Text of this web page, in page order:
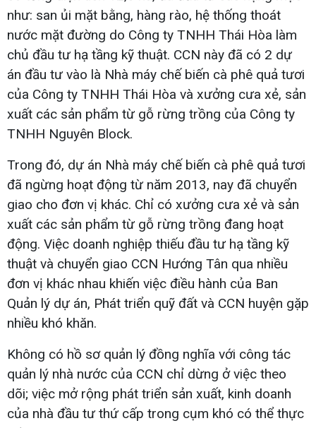
như: san ủi mặt bằng, hàng rào, hệ thống thoát
nước mặt đường do Công ty TNHH Thái Hòa làm
chủ đầu tư hạ tầng kỹ thuật. CCN này đã có 2 dự
án đầu tư vào là Nhà máy chế biến cà phê quả tươi
của Công ty TNHH Thái Hòa và xưởng cưa xẻ, sản
xuất các sản phẩm từ gỗ rừng trồng của Công ty
TNHH Nguyên Block.
Trong đó, dự án Nhà máy chế biến cà phê quả tươi
đã ngừng hoạt động từ năm 2013, nay đã chuyển
giao cho đơn vị khác. Chỉ có xưởng cưa xẻ và sản
xuất các sản phẩm từ gỗ rừng trồng đang hoạt
động. Việc doanh nghiệp thiếu đầu tư hạ tầng kỹ
thuật và chuyển giao CCN Hướng Tân qua nhiều
đơn vị khác nhau khiến việc điều hành của Ban
Quản lý dự án, Phát triển quỹ đất và CCN huyện gặp
nhiều khó khăn.
Không có hồ sơ quản lý đồng nghĩa với công tác
quản lý nhà nước của CCN chỉ dừng ở việc theo
dõi; việc mở rộng phát triển sản xuất, kinh doanh
của nhà đầu tư thứ cấp trong cụm khó có thể thực